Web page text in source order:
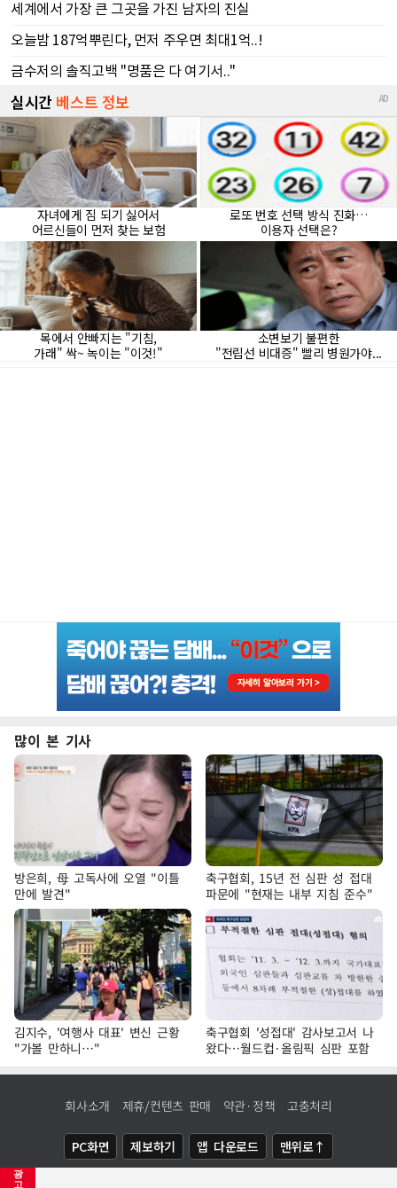
광
고
많이 본 기사
방은희, 母 고독사에 오열 "이틀
만에 발견"
축구협회, 15년 전 심판 성 접대
파문에 "현재는 내부 지침 준수"
김지수, '여행사 대표' 변신 근황
"가볼 만하니…"
축구협회 '성접대' 감사보고서 나
왔다…월드컵·올림픽 심판 포함
회사소개 제휴/컨텐츠 판매 약관·정책 고충처리
PC화면 제보하기 앱 다운로드 맨위로↑